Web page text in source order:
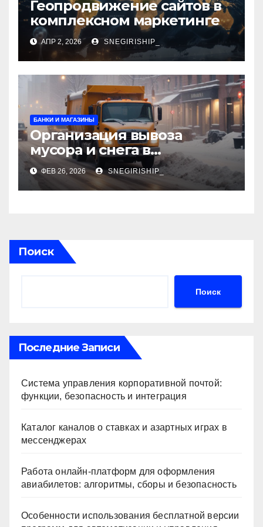
Геопродвижение сайтов в
комплексном маркетинге
АПР 2, 2026 SNEGIRISHIP_
БАНКИ И МАГАЗИНЫ
Организация вывоза
мусора и снега в
столичном регионе:
нормативы и порядок
работ
ФЕВ 26, 2026 SNEGIRISHIP_
Поиск
Поиск
Последние Записи
Система управления корпоративной почтой:
функции, безопасность и интеграция
Каталог каналов о ставках и азартных играх в
мессенджерах
Работа онлайн‑платформ для оформления
авиабилетов: алгоритмы, сборы и безопасность
Особенности использования бесплатной версии